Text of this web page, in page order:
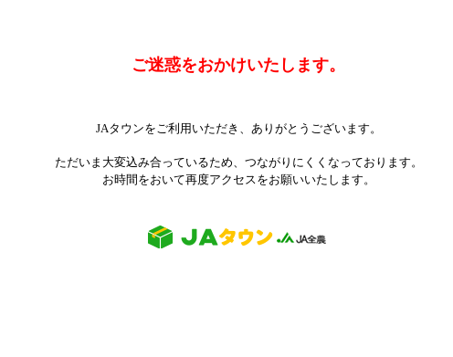
ご迷惑をおかけいたします。
JAタウンをご利用いただき、ありがとうございます。
ただいま大変込み合っているため、つながりにくくなっております。
お時間をおいて再度アクセスをお願いいたします。